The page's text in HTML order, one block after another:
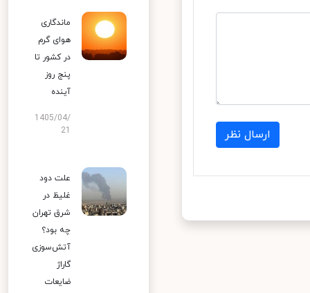
ارسال نظر
ماندگاری
هوای گرم
در کشور تا
پنج روز
آینده
1405/04/
علت دود
غلیظ در
شرق تهران
چه بود؟
آتش‌سوزی
گاراژ
ضایعات